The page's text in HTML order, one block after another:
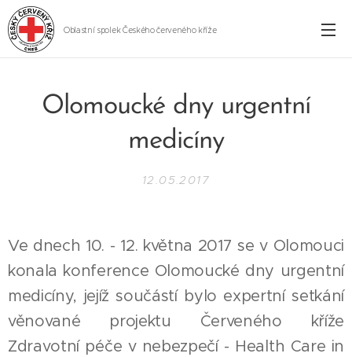
Oblastní spolek Českého červeného kříže
Olomoucké dny urgentní
medicíny
12.05.2017
Ve dnech 10. - 12. května 2017 se v Olomouci
konala konference Olomoucké dny urgentní
medicíny, jejíž součástí bylo expertní setkání
věnované projektu Červeného kříže
Zdravotní péče v nebezpečí - Health Care in